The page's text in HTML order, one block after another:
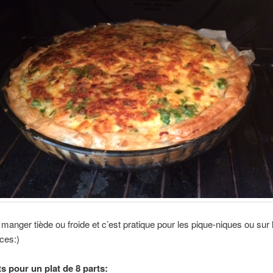
tiède ou froide et c’est pratique pour les pique-niques ou sur
pour un plat de 8 parts: